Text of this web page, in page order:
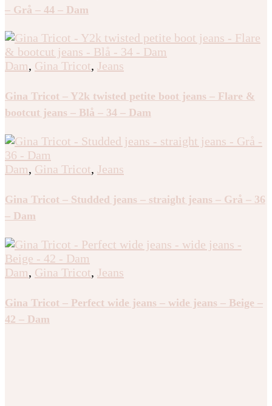
– Grå – 44 – Dam
Dam, Gina Tricot, Jeans
Gina Tricot – Y2k twisted petite boot jeans – Flare &
bootcut jeans – Blå – 34 – Dam
Dam, Gina Tricot, Jeans
Gina Tricot – Studded jeans – straight jeans – Grå – 36
– Dam
Dam, Gina Tricot, Jeans
Gina Tricot – Perfect wide jeans – wide jeans – Beige –
42 – Dam